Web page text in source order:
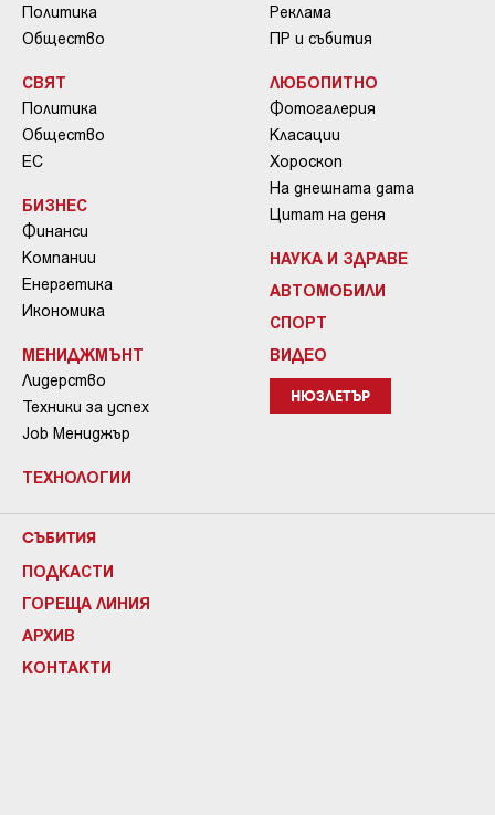
Политика
Общество
СВЯТ
Политика
Общество
ЕС
БИЗНЕС
Финанси
Компании
Енергетика
Икономика
МЕНИДЖМЪНТ
Лидерство
Техники за успех
Job Мениджър
ТЕХНОЛОГИИ
Реклама
ПР и събития
ЛЮБОПИТНО
Фотогалерия
Класации
Хороскоп
На днешната дата
Цитат на деня
НАУКА И ЗДРАВЕ
АВТОМОБИЛИ
СПОРТ
ВИДЕО
НЮЗЛЕТЪР
СЪБИТИЯ
ПОДКАСТИ
ГОРЕЩА ЛИНИЯ
АРХИВ
КОНТАКТИ